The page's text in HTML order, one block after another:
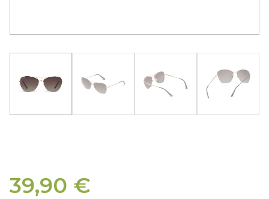
39,90 €